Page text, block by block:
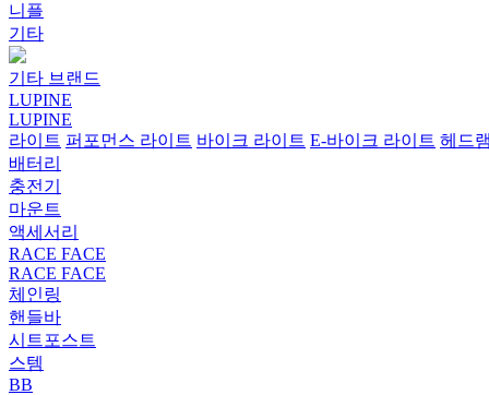
니플
기타
기타 브랜드
LUPINE
LUPINE
라이트 퍼포먼스 라이트 바이크 라이트 E-바이크 라이트 헤드
배터리
충전기
마운트
액세서리
RACE FACE
RACE FACE
체인링
핸들바
시트포스트
스템
BB